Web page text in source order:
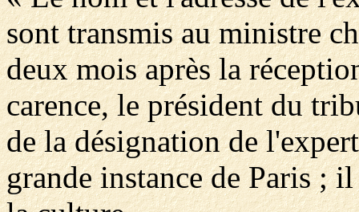
sont transmis au ministre
deux mois après la
carence, le président du
de la désignation de
grande instance de Paris ;